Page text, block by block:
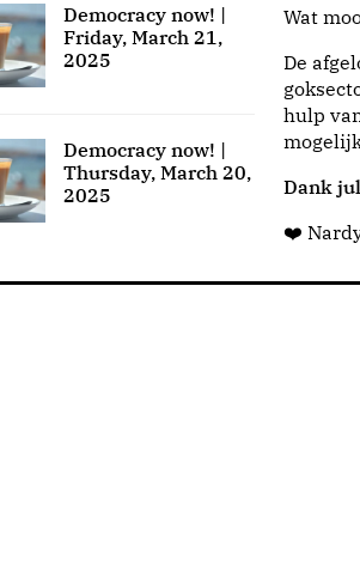
Democracy now! |
Friday, March 21,
2025
Democracy now! |
Thursday, March 20,
2025
Wat
De
hulp
Dank
❤️